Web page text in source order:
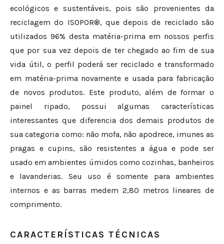
ecológicos e sustentáveis, pois são provenientes da
reciclagem do ISOPOR®, que depois de reciclado são
utilizados 96% desta matéria-prima em nossos perfis
que por sua vez depois de ter chegado ao fim de sua
vida útil, o perfil poderá ser reciclado e transformado
em matéria-prima novamente e usada para fabricação
de novos produtos. Este produto, além de formar o
painel ripado, possui algumas características
interessantes que diferencia dos demais produtos de
sua categoria como: não mofa, não apodrece, imunes as
pragas e cupins, são resistentes a água e pode ser
usado em ambientes úmidos como cozinhas, banheiros
e lavanderias. Seu uso é somente para ambientes
internos e as barras medem 2,80 metros lineares de
comprimento.
CARACTERÍSTICAS TÉCNICAS